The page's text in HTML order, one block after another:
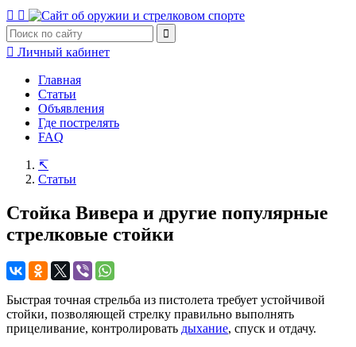
Личный кабинет
Главная
Статьи
Объявления
Где пострелять
FAQ
Статьи
Стойка Вивера и другие популярные
стрелковые стойки
Быстрая точная стрельба из пистолета требует устойчивой
стойки, позволяющей стрелку правильно выполнять
прицеливание, контролировать дыхание, спуск и отдачу.